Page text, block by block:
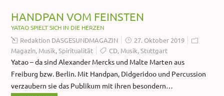
HANDPAN VOM FEINSTEN
YATAO SPIELT SICH IN DIE HERZEN
Redaktion DASGESUNDMAGAZIN
27. Oktober 2019
Magazin, Musik,Spiritualität CD, Musik,Stuttgart
Yatao – da sind Alexander Mercks und Malte Marten aus
Freiburg bzw. Berlin. Mit Handpan, Didgeridoo und Percussion
verzaubern sie das Publikum mit ihren besondern…